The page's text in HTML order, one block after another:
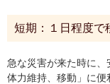
短期：１日程度で
急な災害が来た時に、
体力維持、移動」に